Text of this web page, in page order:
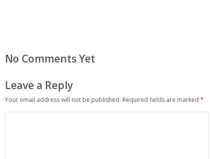
No Comments Yet
Leave a Reply
Your email address will not be published. Required fields are marked *